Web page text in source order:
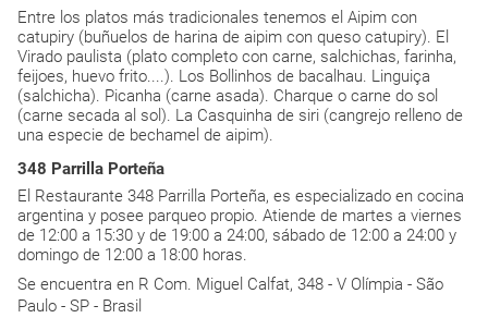
Entre los platos más tradicionales tenemos el Aipim con
catupiry (buñuelos de harina de aipim con queso catupiry). El
Virado paulista (plato completo con carne, salchichas, farinha,
feijoes, huevo frito....). Los Bollinhos de bacalhau. Linguiça
(salchicha). Picanha (carne asada). Charque o carne do sol
(carne secada al sol). La Casquinha de siri (cangrejo relleno de
una especie de bechamel de aipim).
348 Parrilla Porteña
El Restaurante 348 Parrilla Porteña, es especializado en cocina
argentina y posee parqueo propio. Atiende de martes a viernes
de 12:00 a 15:30 y de 19:00 a 24:00, sábado de 12:00 a 24:00 y
domingo de 12:00 a 18:00 horas.
Se encuentra en R Com. Miguel Calfat, 348 - V Olímpia - São
Paulo - SP - Brasil